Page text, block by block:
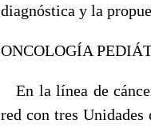
diagnóstica y la
ONCOLOGÍA
En la línea de
red con tres